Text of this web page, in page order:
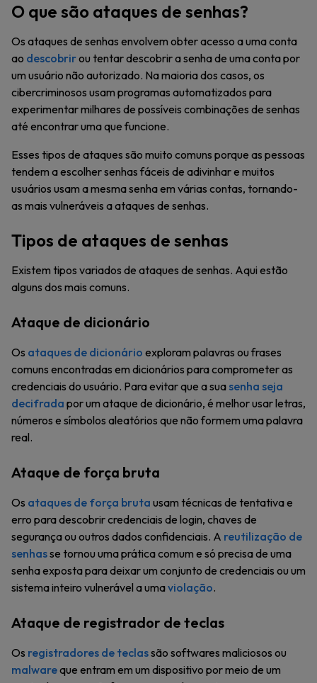
O que são ataques de senhas?
Os ataques de senhas envolvem obter acesso a uma conta
ao descobrirou tentar descobrir a senha de uma conta por
um usuário não autorizado. Na maioria dos casos, os
cibercriminosos usam programas automatizados para
experimentar milhares de possíveis combinações de senhas
até encontrar uma que funcione.
Esses tipos de ataques são muito comuns porque as pessoas
tendem a escolher senhas fáceis de adivinhar e muitos
usuários usam a mesma senha em várias contas, tornando-
as mais vulneráveis a ataques de senhas.
Tipos de ataques de senhas
Existem tipos variados de ataques de senhas. Aqui estão
alguns dos mais comuns.
Ataque de dicionário
Os ataques de dicionário exploram palavras ou frases
comuns encontradas em dicionários para comprometer as
credenciais do usuário. Para evitar que a sua senha seja
decifrada por um ataque de dicionário, é melhor usar letras,
números e símbolos aleatórios que não formem uma palavra
real.
Ataque de força bruta
Os ataques de força bruta usam técnicas de tentativa e
erro para descobrir credenciais de login, chaves de
segurança ou outros dados confidenciais. A reutilização de
senhasse tornou uma prática comum e só precisa de uma
senha exposta para deixar um conjunto de credenciais ou um
sistema inteiro vulnerável a umaviolação.
Ataque de registrador de teclas
Os registradores de teclassão softwares maliciosos ou
malwareque entram em um dispositivo por meio de um